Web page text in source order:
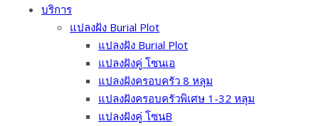
บริการ
แปลงฝัง Burial Plot
แปลงฝัง Burial Plot
แปลงฝังคู่ โซนเอ
แปลงฝังครอบครัว 8 หลุม
แปลงฝังครอบครัวพิเศษ 1-32 หลุม
แปลงฝัง​คู่ โซนB